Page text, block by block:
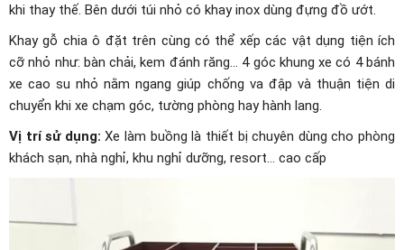
khi thay thế. Bên dưới túi nhỏ có khay inox dùng đựng đồ ướt.
Khay gỗ chia ô đặt trên cùng có thể xếp các vật dụng tiện ích
cỡ nhỏ như: bàn chải, kem đánh răng… 4 góc khung xe có 4 bánh
xe cao su nhỏ nằm ngang giúp chống va đập và thuận tiện di
chuyển khi xe chạm góc, tường phòng hay hành lang.
Vị trí sử dụng: Xe làm buồng là thiết bị chuyên dùng cho phòng
khách sạn, nhà nghỉ, khu nghỉ dưỡng, resort… cao cấp